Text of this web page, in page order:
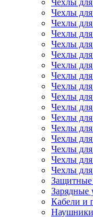
Чехлы
Чехлы
Чехлы
Чехлы
Чехлы
Чехлы
Чехлы
Чехлы
Чехлы для
Чехлы
Чехлы
Чехлы
Чехлы
Чехлы
Чехлы
Чехлы
Чехлы
Защитные
Зарядные
Кабели и